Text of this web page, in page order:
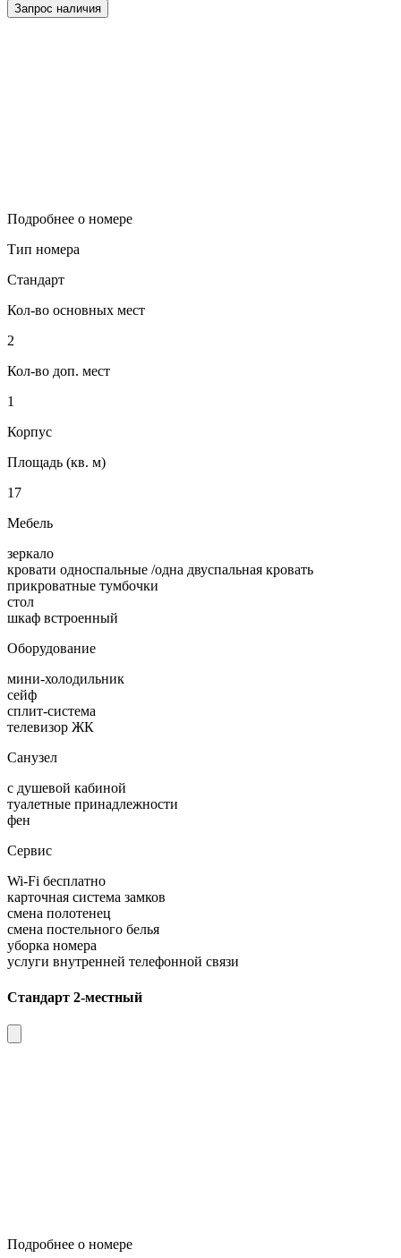
Запрос наличия
Подробнее о номере
Тип номера
Стандарт
Кол-во основных мест
2
Кол-во доп. мест
1
Корпус
Площадь (кв. м)
17
Мебель
зеркало
кровати односпальные /одна двуспальная кровать
прикроватные тумбочки
стол
шкаф встроенный
Оборудование
мини-холодильник
сейф
сплит-система
телевизор ЖК
Санузел
с душевой кабиной
туалетные принадлежности
фен
Сервис
Wi-Fi бесплатно
карточная система замков
смена полотенец
смена постельного белья
уборка номера
услуги внутренней телефонной связи
Стандарт 2-местный
Подробнее о номере